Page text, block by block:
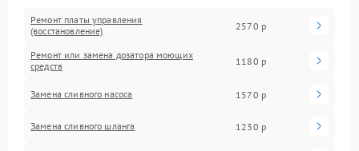
Ремонт платы управления
(восстановление)
2570 р
Ремонт или замена дозатора моющих
средств
1180 р
Замена сливного насоса 1570 р
Замена сливного шланга 1230 р